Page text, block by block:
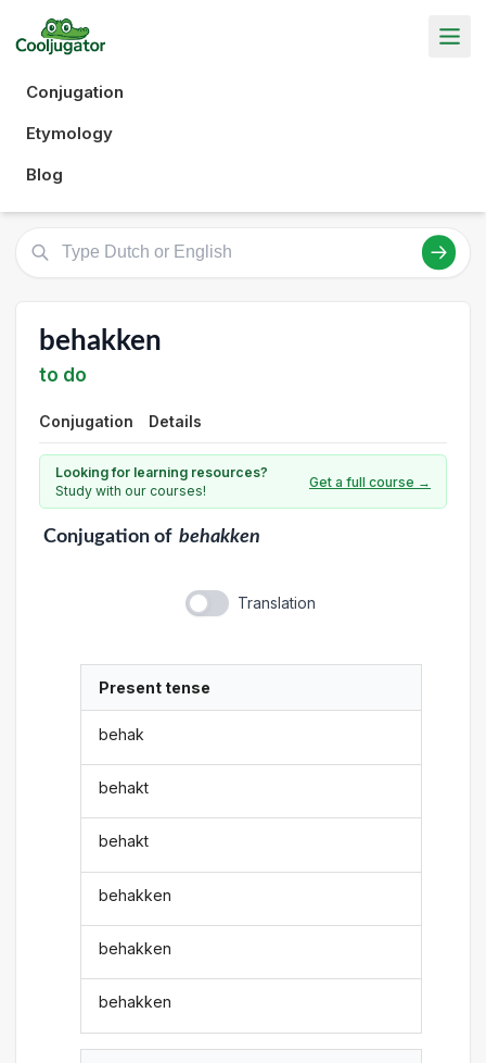
Conjugation
Etymology
Blog
behakken
to do
Conjugation Details
Looking for learning resources?
Study with our courses!
Get a full course →
Conjugationof behakken
Translation
Present tense
behak
behakt
behakt
behakken
behakken
behakken